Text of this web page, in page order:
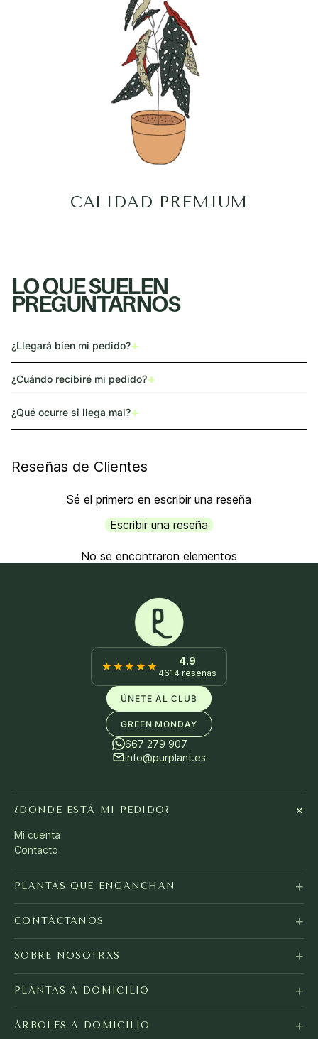
CALIDAD PREMIUM
LO QUE SUELEN
PREGUNTARNOS
¿Llegará bien mi pedido?+
¿Cuándo recibiré mi pedido?+
¿Qué ocurre si llega mal?+
Reseñas de Clientes
Sé el primero en escribir una reseña
Escribir una reseña
No se encontraron elementos
★★★★★ 4.9
4614 reseñas
ÚNETE AL CLUB
GREEN MONDAY
667 279 907
info@purplant.es
¿DÓNDE ESTÁ MI PEDIDO? +
Mi cuenta
Contacto
PLANTAS QUE ENGANCHAN +
CONTÁCTANOS +
SOBRE NOSOTRXS +
PLANTAS A DOMICILIO +
ÁRBOLES A DOMICILIO +